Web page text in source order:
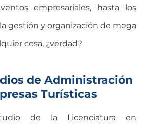
empresariales, hasta los
gestión y organización de mega
cosa, ¿verdad?
de Administración
Turísticas
de la Licenciatura en